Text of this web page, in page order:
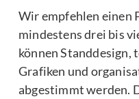
Wir empfehlen einen
mindestens drei bis
können Standdesign,
Grafiken und
abgestimmt werden.